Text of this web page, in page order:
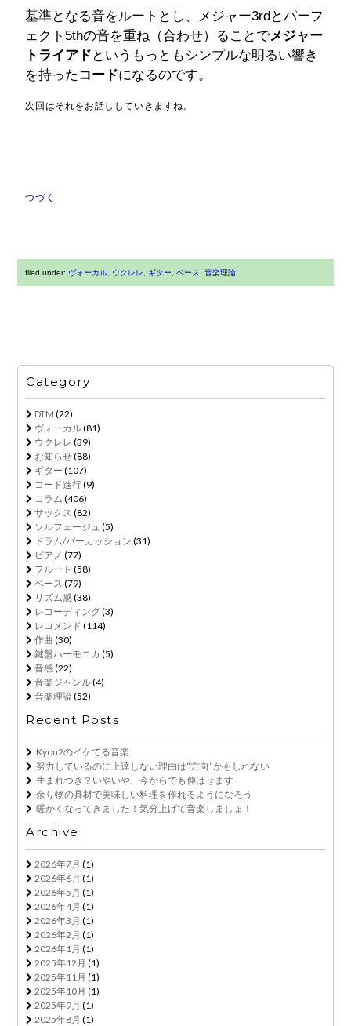
基準となる音をルートとし、メジャー3rdとパーフ
ェクト5thの音を重ね（合わせ）ることでメジャー
トライアド というもっともシンプルな明るい響き
を持った コードになるのです。
次回はそれをお話ししていきますね。
つづく
filed under: ヴォーカル ウクレレ ギター ,ベース ,音楽理論
Category
DTM (22)
ヴォーカル(81)
ウクレレ (39)
お知らせ(88)
ギター (107)
コード進行(9)
コラム (406)
サックス (82)
ソルフェージュ (5)
ドラム/パーカッション (31)
ピアノ (77)
フルート (58)
ベース (79)
リズム感(38)
レコーディング(3)
レコメンド (114)
作曲 (30)
鍵盤ハーモニカ (5)
音感(22)
音楽ジャンル(4)
音楽理論(52)
Recent Posts
Kyon2のイケてる音楽
努力しているのに上達しない理由は“方向”かもしれない
生まれつき？いやいや、今からでも伸ばせます
余り物の具材で美味しい料理を作れるようになろう
暖かくなってきました！気分上げて音楽しましょ！
Archive
2026年7月 (1)
2026年6月 (1)
2026年5月 (1)
2026年4月 (1)
2026年3月 (1)
2026年2月 (1)
2026年1月 (1)
2025年12月 (1)
2025年11月 (1)
2025年10月 (1)
2025年9月 (1)
2025年8月 (1)